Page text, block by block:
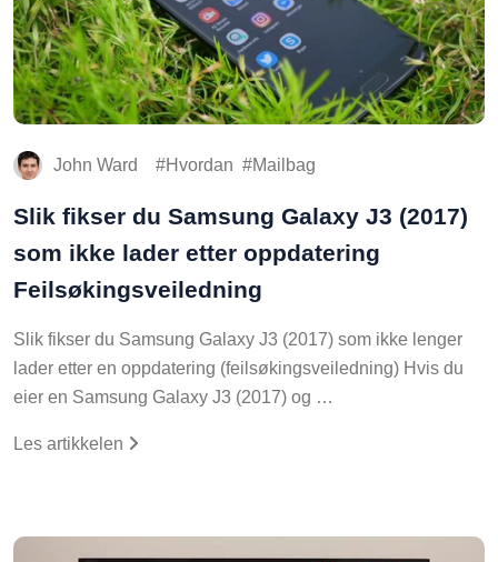
John Ward Hvordan Mailbag
Slik fikser du Samsung Galaxy J3 (2017)
som ikke lader etter oppdatering
Feilsøkingsveiledning
Slik fikser du Samsung Galaxy J3 (2017) som ikke lenger
lader etter en oppdatering (feilsøkingsveiledning) Hvis du
eier en Samsung Galaxy J3 (2017) og …
Les artikkelen